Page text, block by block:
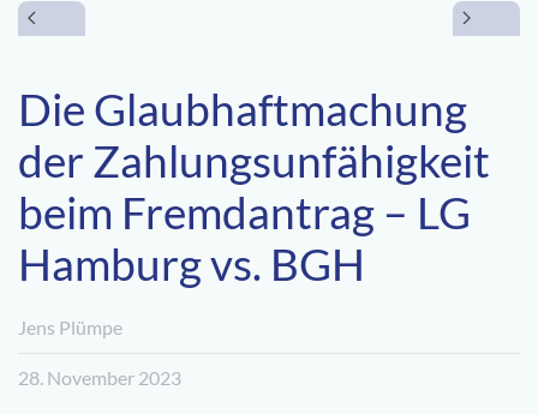
Die Glaubhaftmachung
der Zahlungsunfähigkeit
beim Fremdantrag – LG
Hamburg vs. BGH
Jens Plümpe
28. November 2023